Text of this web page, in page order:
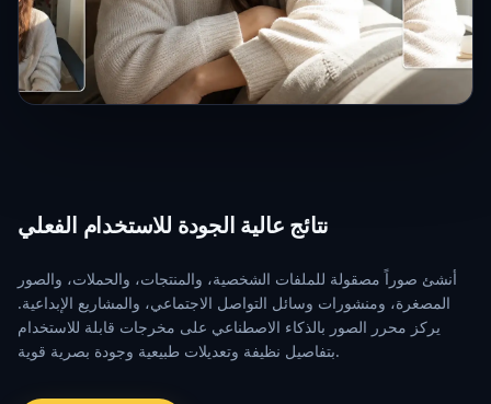
نتائج عالية الجودة للاستخدام الفعلي
أنشئ صوراً مصقولة للملفات الشخصية، والمنتجات، والحملات، والصور
المصغرة، ومنشورات وسائل التواصل الاجتماعي، والمشاريع الإبداعية.
يركز محرر الصور بالذكاء الاصطناعي على مخرجات قابلة للاستخدام
بتفاصيل نظيفة وتعديلات طبيعية وجودة بصرية قوية.